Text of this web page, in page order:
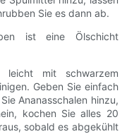
Sie es dann ab.
ist eine Ölschicht
leicht mit schwarzem
Geben Sie einfach
Ananasschalen hinzu,
kochen Sie alles 20
sobald es abgekühlt